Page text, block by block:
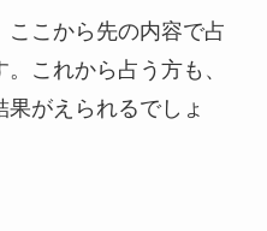
こから先の内容で占
これから占う方も、
がえられるでしょ